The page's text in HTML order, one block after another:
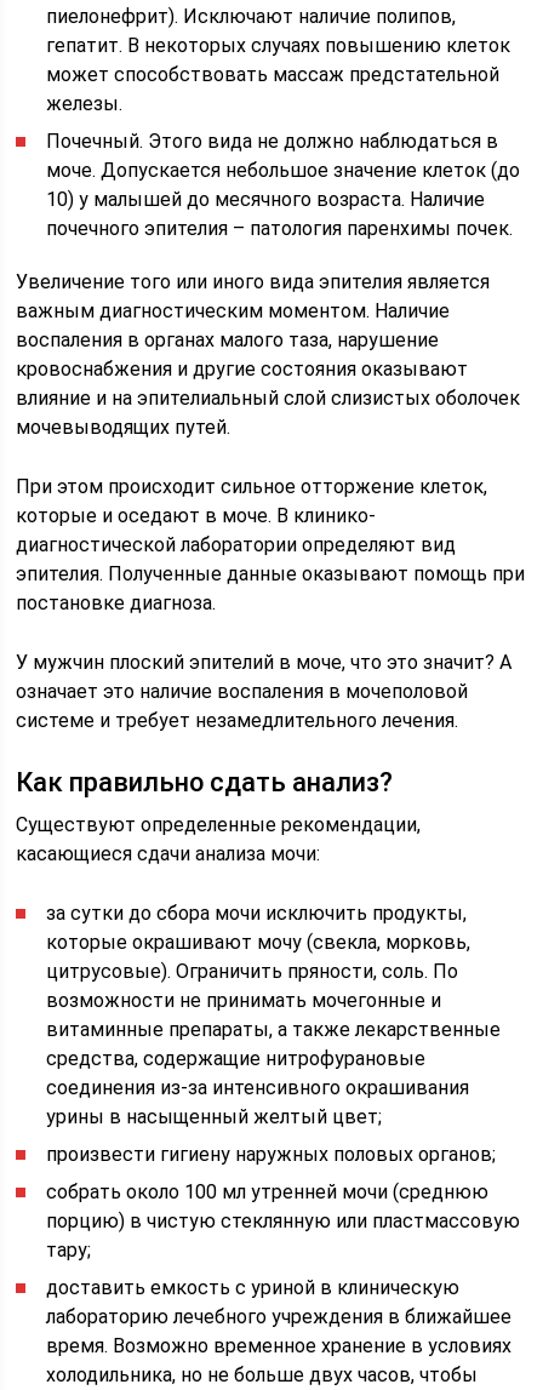
пиелонефрит). Исключают наличие полипов,
гепатит. В некоторых случаях повышению клеток
может способствовать массаж предстательной
железы.
Почечный. Этого вида не должно наблюдаться в
моче. Допускается небольшое значение клеток (до
10) у малышей до месячного возраста. Наличие
почечного эпителия – патология паренхимы почек.
Увеличение того или иного вида эпителия является
важным диагностическим моментом. Наличие
воспаления в органах малого таза, нарушение
кровоснабжения и другие состояния оказывают
влияние и на эпителиальный слой слизистых оболочек
мочевыводящих путей.
При этом происходит сильное отторжение клеток,
которые и оседают в моче. В клинико-
диагностической лаборатории определяют вид
эпителия. Полученные данные оказывают помощь при
постановке диагноза.
У мужчин плоский эпителий в моче, что это значит? А
означает это наличие воспаления в мочеполовой
системе и требует незамедлительного лечения.
Как правильно сдать анализ?
Существуют определенные рекомендации,
касающиеся сдачи анализа мочи:
за сутки до сбора мочи исключить продукты,
которые окрашивают мочу (свекла, морковь,
цитрусовые). Ограничить пряности, соль. По
возможности не принимать мочегонные и
витаминные препараты, а также лекарственные
средства, содержащие нитрофурановые
соединения из-за интенсивного окрашивания
урины в насыщенный желтый цвет;
произвести гигиену наружных половых органов;
собрать около 100 мл утренней мочи (среднюю
порцию) в чистую стеклянную или пластмассовую
тару;
доставить емкость с уриной в клиническую
лабораторию лечебного учреждения в ближайшее
время. Возможно временное хранение в условиях
холодильника, но не больше двух часов, чтобы